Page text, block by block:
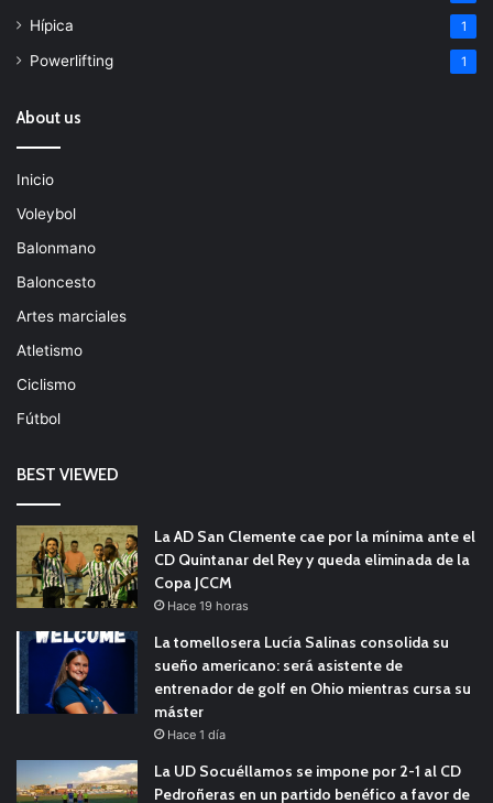
Hípica 1
Powerlifting 1
About us
Inicio
Voleybol
Balonmano
Baloncesto
Artes marciales
Atletismo
Ciclismo
Fútbol
BEST VIEWED
La AD San Clemente cae por la mínima ante el
CD Quintanar del Rey y queda eliminada de la
Copa JCCM
Hace 19 horas
La tomellosera Lucía Salinas consolida su
sueño americano: será asistente de
entrenador de golf en Ohio mientras cursa su
máster
Hace 1 día
La UD Socuéllamos se impone por 2-1 al CD
Pedroñeras en un partido benéfico a favor de